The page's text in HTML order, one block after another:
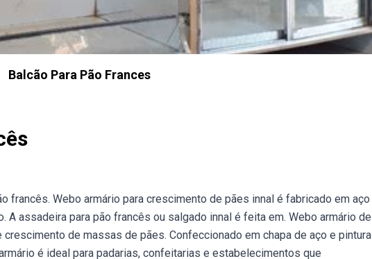
Balcão Para Pão Frances
francês. Webo armário para crescimento de pães innal é fabricado em aço
assadeira para pão francês ou salgado innal é feita em. Webo armário de
de massas de pães. Confeccionado em chapa de aço e pintura
é ideal para padarias, confeitarias e estabelecimentos que